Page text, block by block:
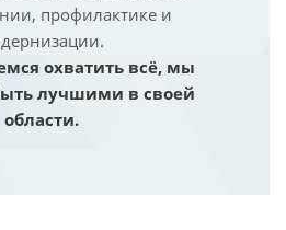
профилактике и
охватить всё, мы
лучшими в своей
области.